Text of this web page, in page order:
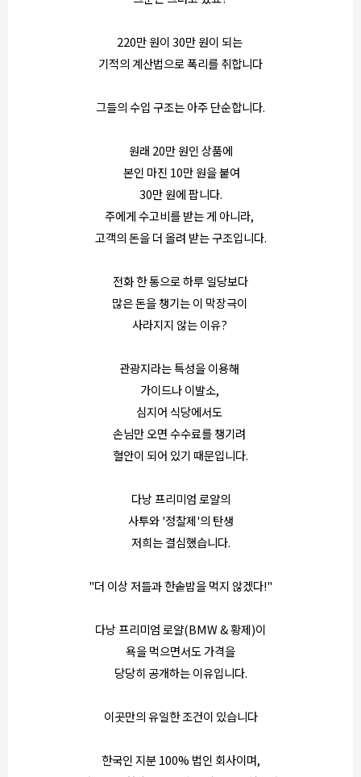
220만 원이 30만 원이 되는
기적의 계산법으로 폭리를 취합니다
그들의 수입 구조는 아주 단순합니다.
원래 20만 원인 상품에
본인 마진 10만 원을 붙여
30만 원에 팝니다.
주에게 수고비를 받는 게 아니라,
고객의 돈을 더 올려 받는 구조입니다.
전화 한 통으로 하루 일당보다
많은 돈을 챙기는 이 막장극이
사라지지 않는 이유?
관광지라는 특성을 이용해
가이드나 이발소,
심지어 식당에서도
손님만 오면 수수료를 챙기려
혈안이 되어 있기 때문입니다.
다낭 프리미엄 로얄의
사투와 '정찰제'의 탄생
저희는 결심했습니다.
"더 이상 저들과 한솥밥을 먹지 않겠다!"
다낭 프리미엄 로얄(BMW & 황제)이
욕을 먹으면서도 가격을
당당히 공개하는 이유입니다.
이곳만의 유일한 조건이 있습니다
한국인 지분 100% 법인 회사이며,